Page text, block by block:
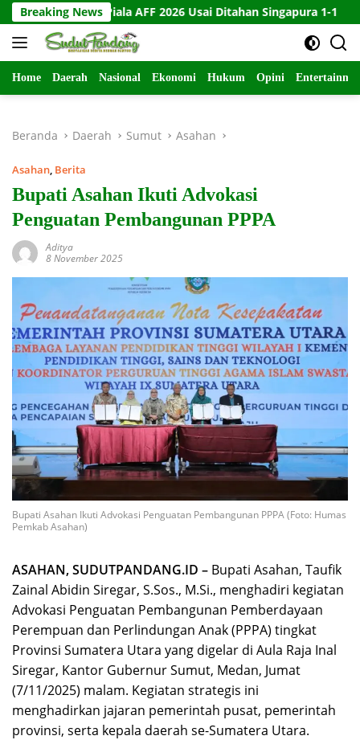
Langsung
ke
konten
Breaking News
Piala AFF 2026 Usai Ditahan Singapura 1-1 10 Kartu
Home Daerah Nasional Ekonomi Hukum Opini
Beranda Daerah Sumut Asahan
Asahan, Berita
Bupati Asahan Ikuti Advokasi
Penguatan Pembangunan PPPA
Aditya
8 November 2025
Bupati Asahan Ikuti Advokasi Penguatan Pembangunan PPPA (Foto: Humas
Pemkab Asahan)
ASAHAN, SUDUTPANDANG.ID – Bupati Asahan, Taufik
Zainal Abidin Siregar, S.Sos., M.Si., menghadiri kegiatan
Advokasi Penguatan Pembangunan Pemberdayaan
Perempuan dan Perlindungan Anak (PPPA) tingkat
Provinsi Sumatera Utara yang digelar di Aula Raja Inal
Siregar, Kantor Gubernur Sumut, Medan, Jumat
(7/11/2025) malam. Kegiatan strategis ini
menghadirkan jajaran pemerintah pusat, pemerintah
provinsi, serta kepala daerah se-Sumatera Utara.